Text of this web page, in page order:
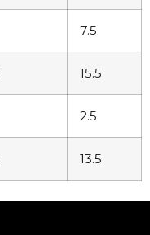
7.5
15.5
2.5
13.5